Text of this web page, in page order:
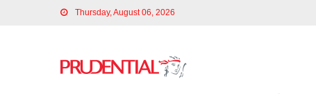
Thursday, August 06, 2026